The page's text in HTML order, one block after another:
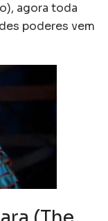
agora toda
poderes vem